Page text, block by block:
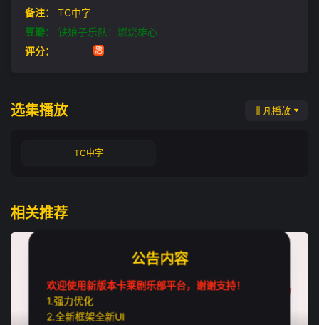
备注：
TC中字
豆瓣：
铁娘子乐队：燃烧雄心
评分：
选集播放 非凡播放
TC中字
相关推荐
公告内容
欢迎使用新版本卡莱剧乐部平台，谢谢支持！
1.强力优化
2.全新框架全新UI